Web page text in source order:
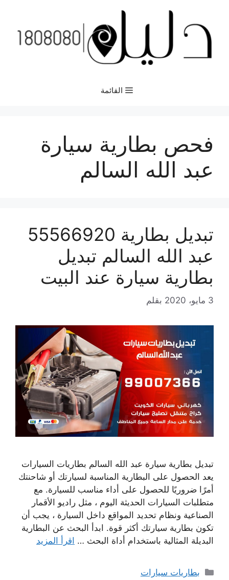
المحتوى
القائمة
فحص بطارية سيارة
عبد الله السالم
تبديل بطارية 55566920
عبد الله السالم تبديل
بطارية سيارة عند البيت
3 مايو، 2020 بقلم
تبديل بطارية سيارة عبد الله السالم بطاريات السيارات
يعد الحصول على البطارية المناسبة لسيارتك أو شاحنتك
أمرًا ضروريًا للحصول على أداء مناسب للسيارة. مع
متطلبات السيارات الحديثة اليوم ، مثل راديو الأقمار
الصناعية ونظام تحديد المواقع داخل السيارة ، يجب أن
تكون بطارية سيارتك أكثر قوة. ابدأ البحث عن البطارية
البديلة المثالية باستخدام أداة البحث … اقرأ المزيد
التصنيفات
بطاريات سيارات